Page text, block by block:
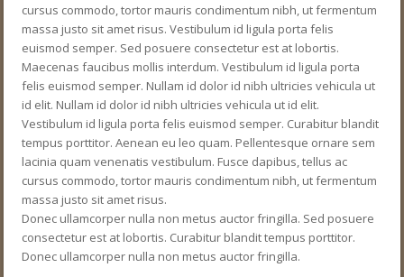
cursus commodo, tortor mauris condimentum nibh, ut fermentum
massa justo sit amet risus. Vestibulum id ligula porta felis
euismod semper. Sed posuere consectetur est at lobortis.
Maecenas faucibus mollis interdum. Vestibulum id ligula porta
felis euismod semper. Nullam id dolor id nibh ultricies vehicula ut
id elit. Nullam id dolor id nibh ultricies vehicula ut id elit.
Vestibulum id ligula porta felis euismod semper. Curabitur blandit
tempus porttitor. Aenean eu leo quam. Pellentesque ornare sem
lacinia quam venenatis vestibulum. Fusce dapibus, tellus ac
cursus commodo, tortor mauris condimentum nibh, ut fermentum
massa justo sit amet risus.
Donec ullamcorper nulla non metus auctor fringilla. Sed posuere
consectetur est at lobortis. Curabitur blandit tempus porttitor.
Donec ullamcorper nulla non metus auctor fringilla.